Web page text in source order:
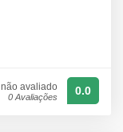
não avaliado
0 Avaliações 0.0